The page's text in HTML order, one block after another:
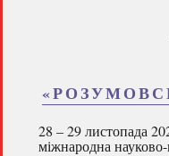
28 – 29 листопада
міжнародна